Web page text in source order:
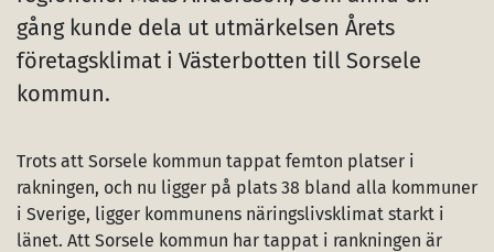
gång kunde dela ut utmärkelsen Årets
företagsklimat i Västerbotten till Sorsele
kommun.
Trots att Sorsele kommun tappat femton platser i
rakningen, och nu ligger på plats 38 bland alla kommuner
i Sverige, ligger kommunens näringslivsklimat starkt i
länet. Att Sorsele kommun har tappat i rankningen är